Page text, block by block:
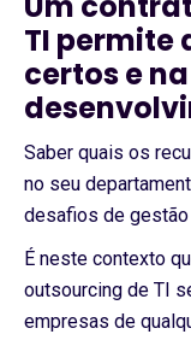
TI permite
certos e
Saber quais os
no seu
desafios de gestão
É neste contexto
outsourcing de TI
empresas de